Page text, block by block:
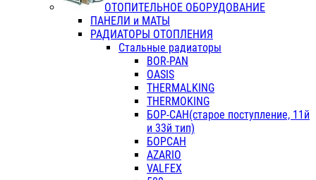
ОТОПИТЕЛЬНОЕ ОБОРУДОВАНИЕ
ПАНЕЛИ и МАТЫ
РАДИАТОРЫ ОТОПЛЕНИЯ
Стальные радиаторы
BOR-PAN
OASIS
THERMALKING
THERMOKING
БОР-САН(старое поступление, 11й
и 33й тип)
БОРСАН
AZARIO
VALFEX